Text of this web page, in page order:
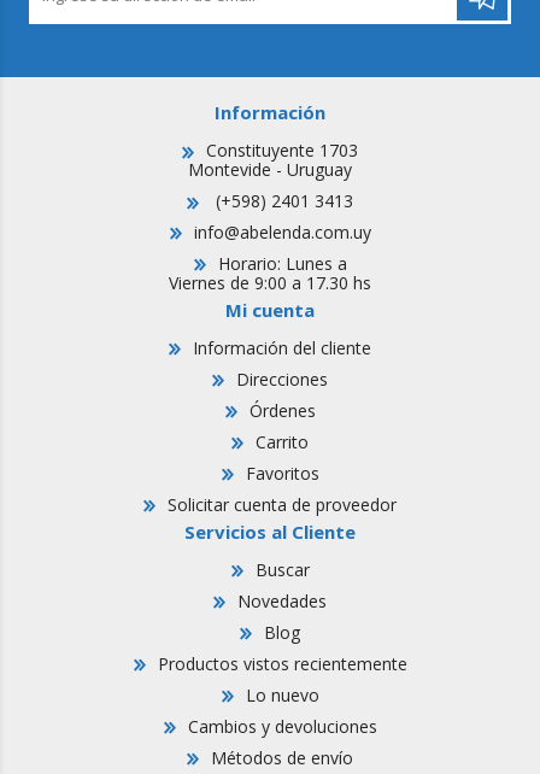
Información
Constituyente 1703
Montevide - Uruguay
(+598) 2401 3413
info@abelenda.com.uy
Horario: Lunes a
Viernes de 9:00 a 17.30 hs
Mi cuenta
Información del cliente
Direcciones
Órdenes
Carrito
Favoritos
Solicitar cuenta de proveedor
Servicios al Cliente
Buscar
Novedades
Blog
Productos vistos recientemente
Lo nuevo
Cambios y devoluciones
Métodos de envío